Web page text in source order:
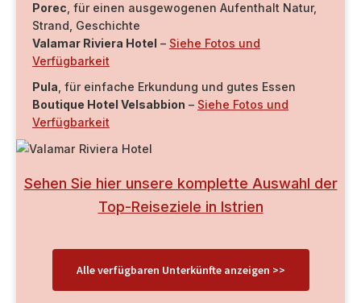
Porec , für einen ausgewogenen Aufenthalt Natur,
Strand, Geschichte
Valamar Riviera Hotel – Siehe Fotos und
Verfügbarkeit
Pula , für einfache Erkundung und gutes Essen
Boutique Hotel Velsabbion – Siehe Fotos und
Verfügbarkeit
Sehen Sie hier unsere komplette Auswahl der
Top-Reiseziele in Istrien
Alle verfügbaren Unterkünfte anzeigen >>